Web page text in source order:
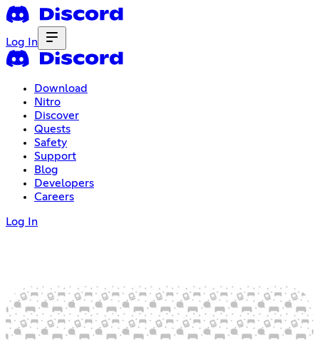
Log In
Download
Nitro
Discover
Quests
Safety
Support
Blog
Developers
Careers
Log In